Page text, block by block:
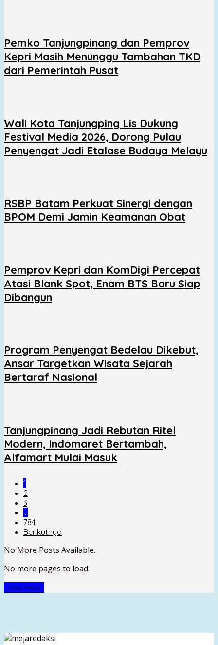
Pemko Tanjungpinang dan Pemprov
Kepri Masih Menunggu Tambahan TKD
dari Pemerintah Pusat
Wali Kota Tanjungping Lis Dukung
Festival Media 2026, Dorong Pulau
Penyengat Jadi Etalase Budaya Melayu
RSBP Batam Perkuat Sinergi dengan
BPOM Demi Jamin Keamanan Obat
Pemprov Kepri dan KomDigi Percepat
Atasi Blank Spot, Enam BTS Baru Siap
Dibangun
Program Penyengat Bedelau Dikebut,
Ansar Targetkan Wisata Sejarah
Bertaraf Nasional
Tanjungpinang Jadi Rebutan Ritel
Modern, Indomaret Bertambah,
Alfamart Mulai Masuk
1
2
3
…
784
Berikutnya
No More Posts Available.
No more pages to load.
View More